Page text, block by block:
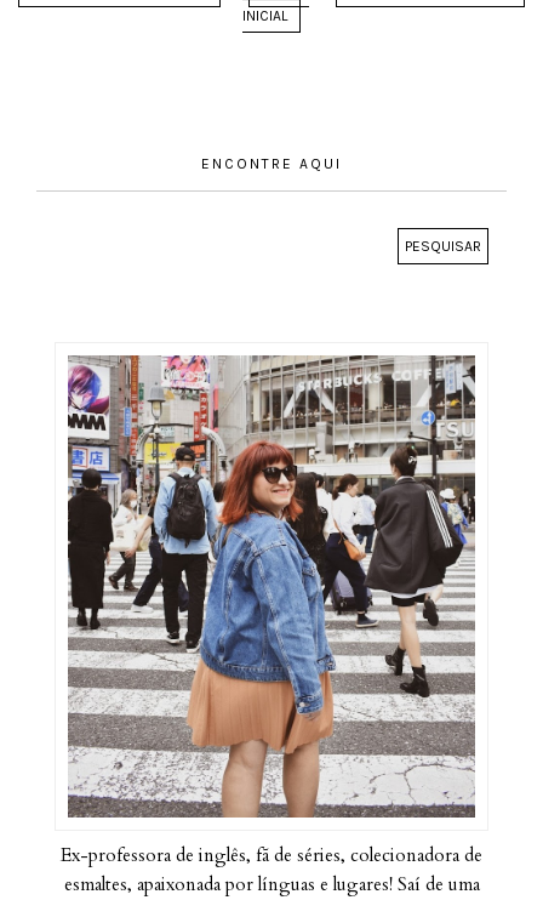
INICIAL
ENCONTRE AQUI
Ex-professora de inglês, fã de séries, colecionadora de
esmaltes, apaixonada por línguas e lugares! Saí de uma